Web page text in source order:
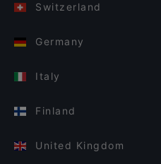
Switzerland
Germany
Italy
Finland
United Kingdom